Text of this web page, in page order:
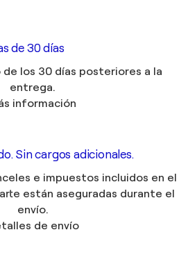
de 30 días
los 30 días posteriores a la
entrega.
información
Sin cargos adicionales.
e impuestos incluidos en el
están aseguradas durante el
envío.
de envío